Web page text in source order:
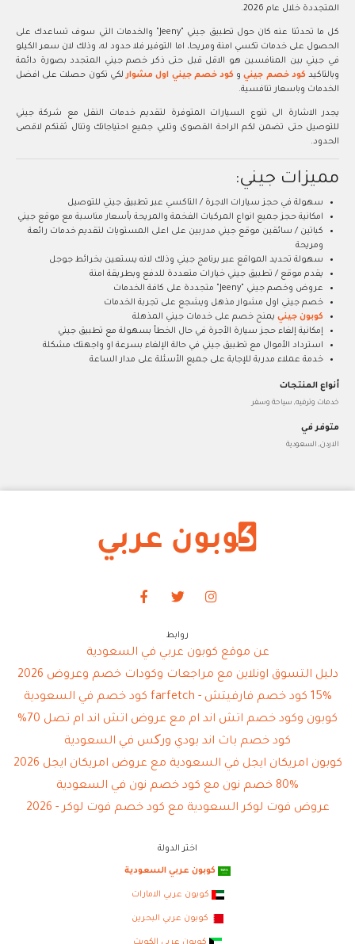
المتجددة خلال عام 2026.
كل ما تحدثنا عنه كان حول تطبيق جيني "Jeeny" والخدمات التي سوف تساعدك على
الحصول على خدمات تكسي امنة ومريحا، اما التوفير فلا حدود له، وذلك لان سعر الكيلو
في جيني بين المنافسين هو الاقل قبل حتى ذكر خصم جيني المتجدد بصورة دائمة
وبالتاكيدكود خصم جينيوكود خصم جيني اول مشوارلكي تكون حصلت على افضل
الخدمات وباسعار تنافسية.
يجدر الاشارة الى تنوع السيارات المتوفرة لتقديم خدمات النقل مع شركة جيني
للتوصيل حتى تضمن لكم الراحة القصوى وتلبي جميع احتياجاتك وتنال ثقتكم لاقصى
الحدود.
مميزات جيني:
سهولة في حجز سيارات الاجرة / التاكسي عبر تطبيق جيني للتوصيل
امكانية حجز جميع انواع المركبات الفخمة والمريحة بأسعار مناسبة مع موقع جيني
كباتين / سائقين موقع جيني مدربين على اعلى المستويات لتقديم خدمات رائعة
ومريحة
سهولة تحديد المواقع عبر برنامج جيني وذلك لانه يستعين بخرائط جوجل
يقدم موقع / تطبيق جيني خيارات متعددة للدفع وبطريقة امنة
عروض وخصم جيني "Jeeny" متجددة على كافة الخدمات
خصم جيني اول مشوار مذهل ويشجع على تجربة الخدمات
كوبون جيني يمنح خصم على خدمات جيني المذهلة
إمكانية إلغاء حجز سيارة الأجرة في حال الخطأ بسهولة مع تطبيق جيني
استرداد الأموال مع تطبيق جيني في حالة الإلغاء بسرعة او واجهتك مشكلة
خدمة عملاء مدربة للإجابة على جميع الأسئلة على مدار الساعة
أنواع المنتجات
خدمات وترفيه, سياحة وسفر
متوفر في
الاردن, السعودية
روابط
عن موقع كوبون عربي في السعودية
دليل التسوق اونلاين مع مراجعات وكودات خصم وعروض 2026
15% كود خصم فارفيتش - farfetch كود خصم في السعودية
كوبون وكود خصم اتش اند ام مع عروض اتش اند ام تصل 70%
كود خصم باث اند بودي ورکس في السعودية
كوبون امريكان ايجل في السعودية مع عروض امريكان ايجل 2026
80% خصم نون مع كود خصم نون في السعودية
عروض فوت لوكر السعودية مع كود خصم فوت لوكر - 2026
اختر الدولة
كوبون عربي السعودية
كوبون عربي الامارات
كوبون عربي البحرين
كوبون عربي الكويت